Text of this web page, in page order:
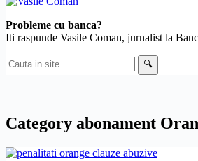
Probleme cu banca?
Iti raspunde Vasile Coman, jurnalist la
Cauta
in
🔍
Category abonament